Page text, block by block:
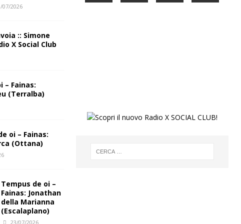
07/2026
:: Simone
X Social Club
– Fainas:
(Terralba)
oi – Fainas:
(Ottana)
Tempus de oi –
Fainas: Jonathan
della Marianna
(Escalaplano)
23/07/2026